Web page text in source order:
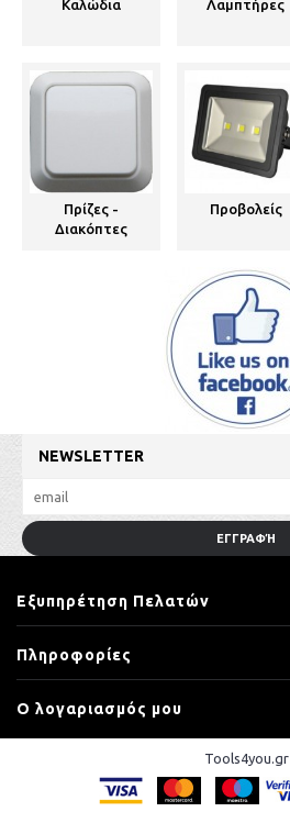
Καλώδια Λαμπτήρες
Πρίζες -
Διακόπτες
Προβολείς
NEWSLETTER
ΕΓΓΡΑΦΉ
Εξυπηρέτηση Πελατών
Πληροφορίες
Ο λογαριασμός μου
Tools4you.gr